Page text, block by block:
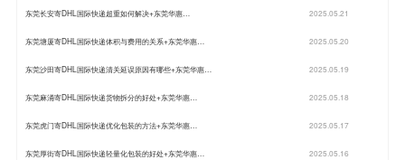
东莞长安寄DHL国际快递超重如何解决+东莞华惠… 2025.05.21
东莞塘厦寄DHL国际快递体积与费用的关系+东莞华惠… 2025.05.20
东莞沙田寄DHL国际快递清关延误原因有哪些+东莞华惠… 2025.05.19
东莞麻涌寄DHL国际快递货物拆分的好处+东莞华惠… 2025.05.18
东莞虎门寄DHL国际快递优化包装的方法+东莞华惠… 2025.05.17
东莞厚街寄DHL国际快递轻量化包装的好处+东莞华惠… 2025.05.16